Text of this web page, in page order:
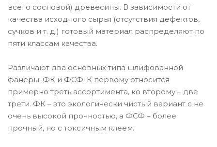
всего сосновой) древесины. В зависимости от
качества исходного сырья (отсутствия дефектов,
сучков и т. д.) готовый материал распределяют по
пяти классам качества.
Различают два основных типа шлифованной
фанеры: ФК и ФСФ. К первому относится
примерно треть ассортимента, ко второму – две
трети. ФК – это экологически чистый вариант с не
очень высокой прочностью, а ФСФ – более
прочный, но с токсичным клеем.